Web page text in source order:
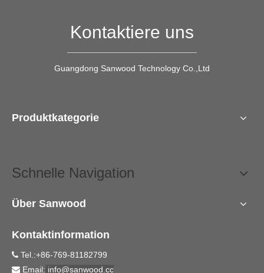
Kontaktiere uns
Guangdong Sanwood Technology Co.,Ltd
Produktkategorie
Schnelle Navigation
Über Sanwood
Kontaktinformation
 Tel.:+86-769-81182799
 Email: info@sanwood.cc